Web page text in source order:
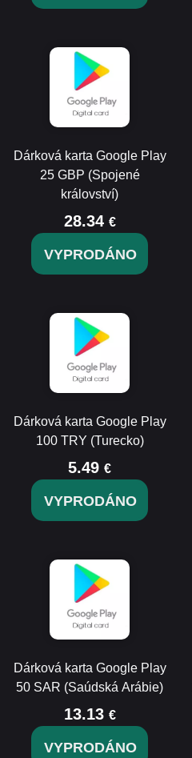
Dárková karta Google Play
25 GBP (Spojené
království)
28.34 €
VYPRODÁNO
Dárková karta Google Play
100 TRY (Turecko)
5.49 €
VYPRODÁNO
Dárková karta Google Play
50 SAR (Saúdská Arábie)
13.13 €
VYPRODÁNO